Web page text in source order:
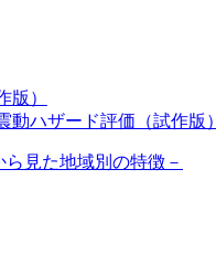
版）
ハザード評価（試作版）
見た地域別の特徴－